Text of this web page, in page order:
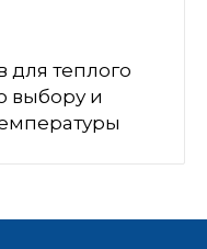
для теплого
выбору и